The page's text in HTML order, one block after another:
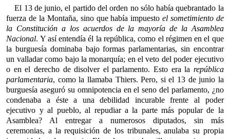
El 13 de junio, el partido del orden no sólo había quebrantado la
fuerza de la Montaña, sino que había impuestoel sometimiento de
la Constitución a los acuerdos de la mayoría de la Asamblea
Nacional. Y así entendía él la república, como el régimen en el que
la burguesía dominaba bajo formas parlamentarias, sin encontrar
un valladar como bajo la monarquía; en el veto del poder ejecutivo
o en el derecho de disolver el parlamento. Esto era la república
parlamentaria, como la llamaba Thiers. Pero, si el 13 de junio la
burguesía aseguró su omnipotencia en el seno del parlamento, ¿no
condenaba a éste a una debilidad incurable frente al poder
ejecutivo y al pueblo, al repudiar a la parte más popular de la
Asamblea? Al entregar a numerosos diputados, sin más
ceremonias, a la requisición de los tribunales, anulaba su propia